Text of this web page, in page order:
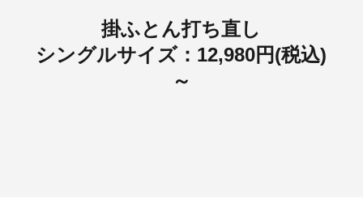
掛ふとん打ち直し
シングルサイズ：12,980円(税込)
～